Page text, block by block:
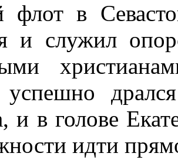
флот в
и служил
успешно
и в голове
идти